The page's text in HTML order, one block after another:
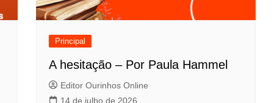
Principal
A hesitação – Por Paula Hammel
Editor Ourinhos Online
14 de julho de 2026